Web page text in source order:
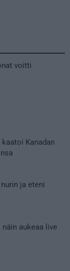
voitti
Kanadan
ja eteni
aukeaa live